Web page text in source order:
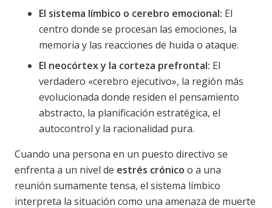
El sistema límbico o cerebro emocional: El
centro donde se procesan las emociones, la
memoria y las reacciones de huida o ataque.
El neocórtex y la corteza prefrontal: El
verdadero «cerebro ejecutivo», la región más
evolucionada donde residen el pensamiento
abstracto, la planificación estratégica, el
autocontrol y la racionalidad pura.
Cuando una persona en un puesto directivo se
enfrenta a un nivel de estrés crónico o a una
reunión sumamente tensa, el sistema límbico
interpreta la situación como una amenaza de muerte